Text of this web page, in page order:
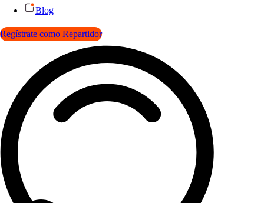
Blog
Regístrate como Repartidor